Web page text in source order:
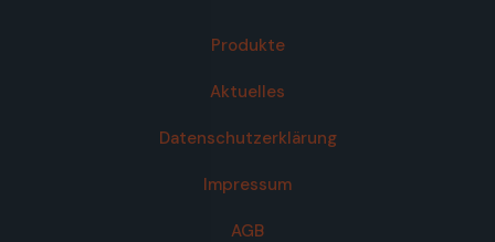
Produkte
Aktuelles
Datenschutzerklärung
Impressum
AGB